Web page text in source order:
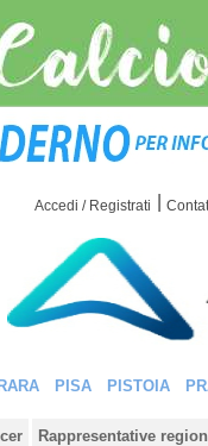
Accedi / Registrati
PISA PISTOIA
Rappresentative